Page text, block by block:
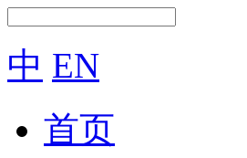
中 EN
首页